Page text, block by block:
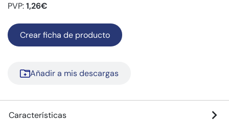
PVP:1,26€
Crear ficha de producto
Añadir a mis descargas
Características